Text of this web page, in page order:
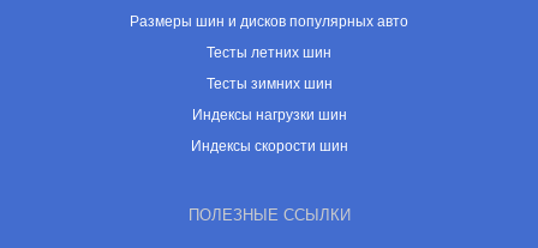
Размеры шин и дисков популярных авто
Тесты летних шин
Тесты зимних шин
Индексы нагрузки шин
Индексы скорости шин
ПОЛЕЗНЫЕ ССЫЛКИ